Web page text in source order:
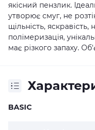
якісний пензлик.
утворює смуг, не
щільність,
полімеризація,
має різкого запаху.
BASIC